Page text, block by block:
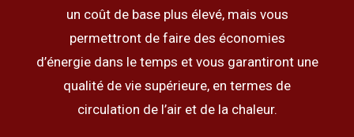
un coût de base plus élevé, mais vous
permettront de faire des économies
d’énergie dans le temps et vous garantiront une
qualité de vie supérieure, en termes de
circulation de l’air et de la chaleur.